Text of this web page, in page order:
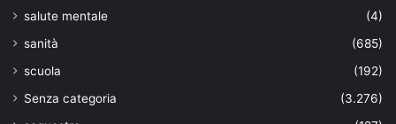
salute mentale
(4)
sanità
(685)
scuola
(192)
Senza categoria
(3.276)